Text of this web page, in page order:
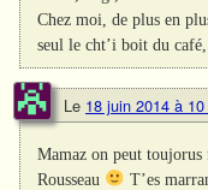
Chez moi, de plus en
seul le cht’i boit du
Le 18 juin 2014 à
Mamaz on peut
Rousseau
T’es